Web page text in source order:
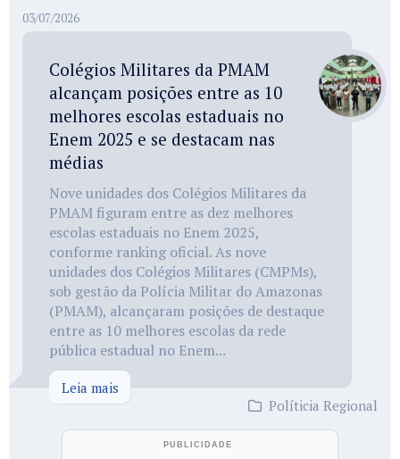
03/07/2026
Colégios Militares da PMAM
alcançam posições entre as 10
melhores escolas estaduais no
Enem 2025 e se destacam nas
médias
Nove unidades dos Colégios Militares da
PMAM figuram entre as dez melhores
escolas estaduais no Enem 2025,
conforme ranking oficial. As nove
unidades dos Colégios Militares (CMPMs),
sob gestão da Polícia Militar do Amazonas
(PMAM), alcançaram posições de destaque
entre as 10 melhores escolas da rede
pública estadual no Enem...
Leia mais
Políticia Regional